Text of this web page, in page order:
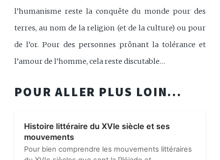
l’humanisme reste la conquête du monde pour des
terres, au nom de la religion (et de la culture) ou pour
de l’or. Pour des personnes prônant la tolérance et
l’amour de l’homme, cela reste discutable…
POUR ALLER PLUS LOIN...
Histoire littéraire du XVIe siècle et ses
mouvements
Pour bien comprendre les mouvements littéraires